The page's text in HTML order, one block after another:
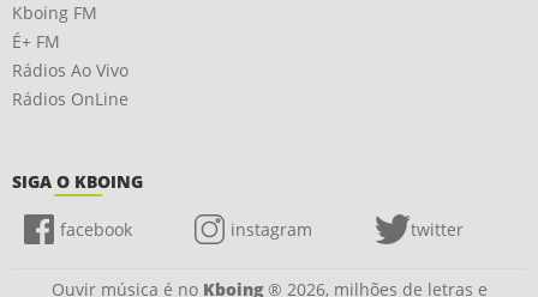
Kboing FM
É+ FM
Rádios Ao Vivo
Rádios OnLine
SIGA O KBOING
facebook instagram twitter
Ouvir música é no Kboing® 2026, milhões de letras e